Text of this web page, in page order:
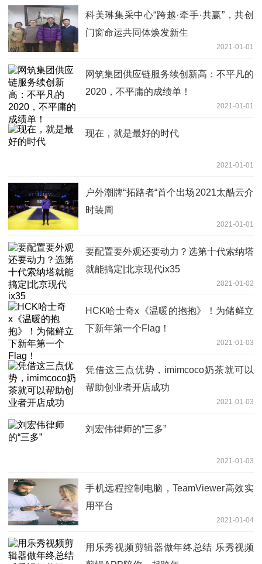
科美琳集采中心“跨越·牵手·共赢”，共创
门窗命运共同体焕发新生
2021-01-01
网筑集团供应链服务续创新高：不平凡的
2020，不平庸的成绩单！
2021-01-01
现在，就是最好的时代
2021-01-01
户外潮牌“拓路者“首个出场2021太酷云介
时装周
2021-01-01
要配置要外观还要动力？选第十代索纳塔
就能搞定|北京现代ix35
2021-01-02
HCK哈士奇x《温暖的抱抱》！为储鲜立
下新年第一个Flag！
2021-01-03
凭借这三点优势，imimcoco奶茶就可以
帮助创业者开店成功
2021-01-03
刘宏伟律师的“三多”
2021-01-03
手机远程控制电脑，TeamViewer高效实
用平台
2021-01-04
用乐秀视频剪辑器做年终总结 乐秀视频